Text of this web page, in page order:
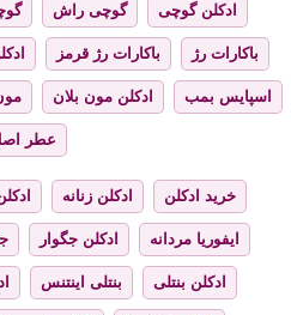
ادکلن گوچی گوچی راش
باکارات رژ باکارات رژ قرمز
اسپایس بمب ادکلن مون بلان
عطر
خرید ادکلن ادکلن زنانه
ایفوریا مردانه ادکلن جگوار
ادکلن بنتلی بنتلی اینتنس